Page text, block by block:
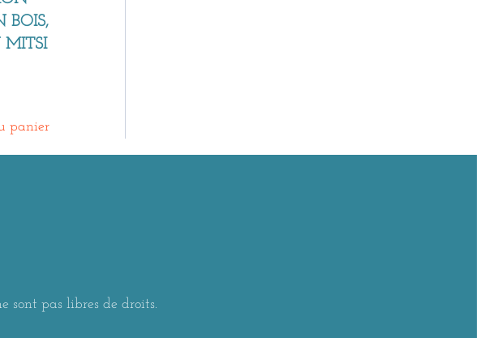
BOIS,
MITSI
panier
sont pas libres de droits.